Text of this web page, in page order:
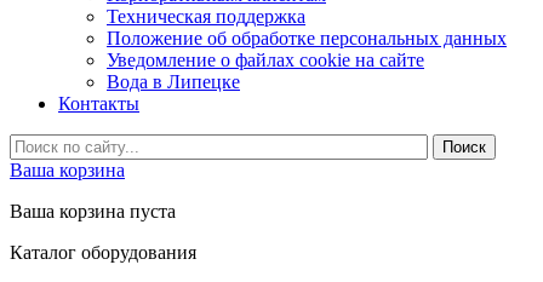
Техническая поддержка
Положение об обработке персональных данных
Уведомление о файлах cookie на сайте
Вода в Липецке
Контакты
Ваша корзина
Ваша корзина пуста
Каталог оборудования